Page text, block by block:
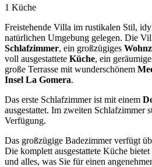
1 Küche
Freistehende Villa im rustikalen Stil,
natürlichen Umgebung gelegen. Die
Schlafzimmer, ein großzügiges
voll ausgestattete Küche, ein
große Terrasse mit wunderschönem
Insel La Gomera.
Das erste Schlafzimmer ist mit einem
ausgestattet. Im zweiten Schlafzimmer
Verfügung.
Das großzügige Badezimmer verfügt
Die komplett ausgestattete Küche
und alles, was Sie für einen